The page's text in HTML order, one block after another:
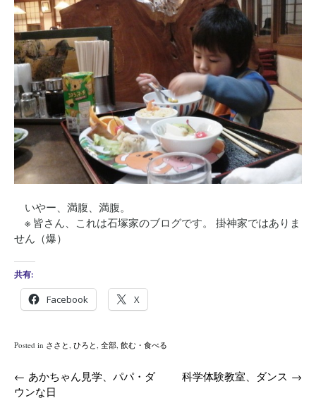
いやー、満腹、満腹。
※ 皆さん、これは石塚家のブログです。 掛神家ではありま
せん（爆）
共有:
Facebook X
Posted in ささと, ひろと, 全部, 飲む・食べる
Post
← あかちゃん見学、パパ・ダ
ウンな日
科学体験教室、ダンス →